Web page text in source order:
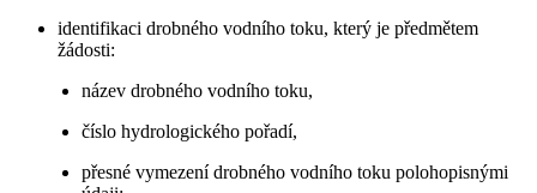
identifikaci drobného vodního toku, který je předmětem
žádosti:
název drobného vodního toku,
číslo hydrologického pořadí,
přesné vymezení drobného vodního toku polohopisnými